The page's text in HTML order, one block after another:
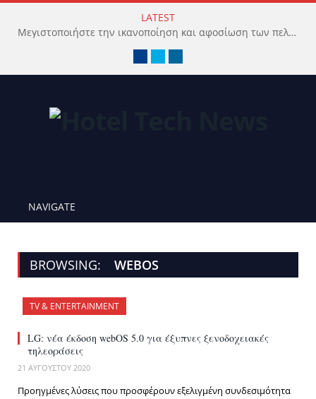
LATEST
Μεγιστοποιήστε την ικανοποίηση και αφοσίωση των πελατών με προηγμένο Wi-Fi δίκτυο
NAVIGATE
BROWSING: WEBOS
TV & ENTERTAINMENT
LG: νέα έκδοση webOS 5.0 για έξυπνες ξενοδοχειακές
τηλεοράσεις
21 ΑΥΓΟΎΣΤΟΥ 2020
Προηγμένες λύσεις που προσφέρουν εξελιγμένη συνδεσιμότητα